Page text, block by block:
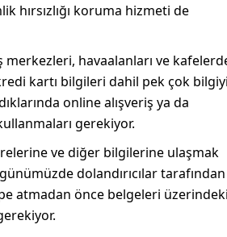
hırsızlığı koruma hizmeti de
merkezleri, havaalanları ve
kartı bilgileri dahil pek çok bilgiyi
online alışveriş ya da
gerekiyor.
ve diğer bilgilerine ulaşmak
dolandırıcılar tarafından
atmadan önce belgeleri üzerindeki